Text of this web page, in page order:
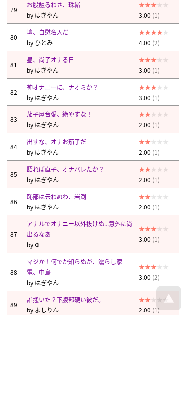
79
お股触るわさ、珠緒
by はぎやん 3.00 (1)
80
壇、自慰名人だ
by ひとみ 4.00 (2)
81
昼、尚子オナる日
by はぎやん 3.00 (1)
82
神オナニーに、ナオミか？
by はぎやん 3.00 (1)
83
茄子屋台愛、絶やすな！
by はぎやん 2.00 (1)
84
出すな、オナお茄子だ
by はぎやん 2.00 (1)
85
語れば直子、オナバレたか？
by はぎやん 2.00 (1)
86
恥部は云わぬわ、岩渕
by はぎやん 2.00 (1)
87
アナルでオナニー以外抜けぬ...意外に尚
出るなあ
byΦ
3.00 (1)
88
マジか！何でか知らぬが、濡らし家
電、中島
by はぎやん
3.00 (2)
89
誰搔いた？下腹部硬い彼だ。
by よしりん 2.00 (1)